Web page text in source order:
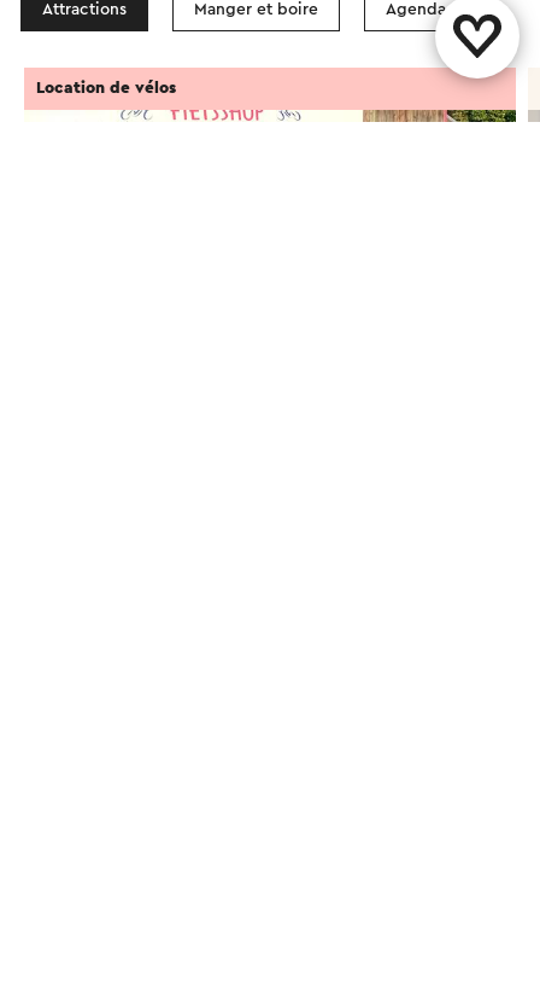
Attractions Manger et boire Agenda
Location de vélos